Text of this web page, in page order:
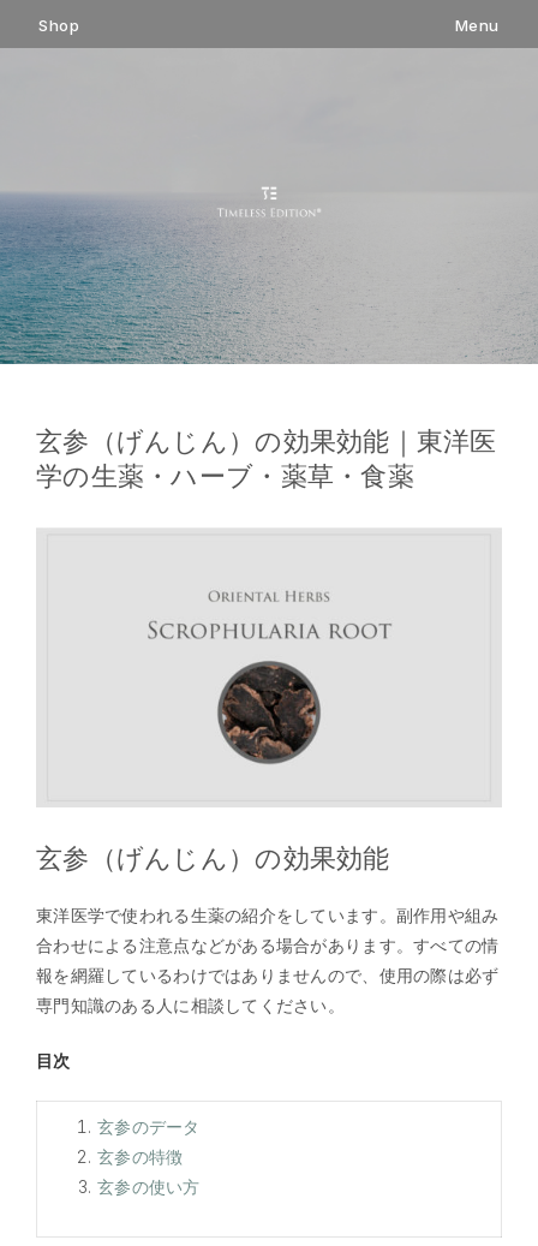
Shop Menu
ン
ス
キ
ッ
プ
玄参（げんじん）の効果効能｜東洋医
学の生薬・ハーブ・薬草・食薬
玄参（げんじん）の効果効能
東洋医学で使われる生薬の紹介をしています。副作用や組み
合わせによる注意点などがある場合があります。すべての情
報を網羅しているわけではありませんので、使用の際は必ず
専門知識のある人に相談してください。
目次
玄参のデータ
玄参の特徴
玄参の使い方